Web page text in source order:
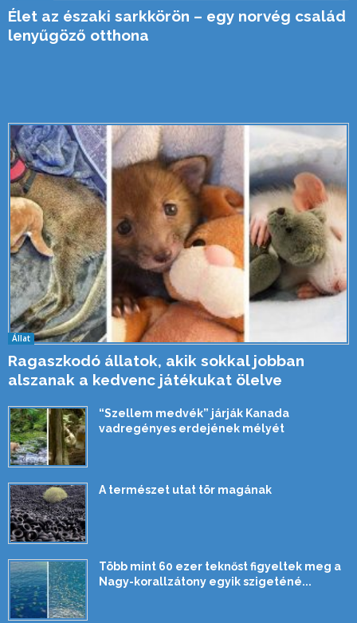
Élet az északi sarkkörön – egy norvég család
lenyűgöző otthona
Állat
Ragaszkodó állatok, akik sokkal jobban
alszanak a kedvenc játékukat ölelve
“Szellem medvék” járják Kanada
vadregényes erdejének mélyét
A természet utat tör magának
Több mint 60 ezer teknőst figyeltek meg a
Nagy-korallzátony egyik szigeténé...